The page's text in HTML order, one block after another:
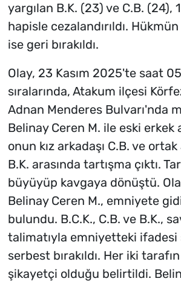
yargılan B.K. (23) ve C.B. (24),
hapisle cezalandırıldı. Hükmün
ise geri bırakıldı.
Olay, 23 Kasım 2025'te saat
sıralarında, Atakum ilçesi
Adnan Menderes Bulvarı'nda
Belinay Ceren M. ile eski erkek
onun kız arkadaşı C.B. ve
B.K. arasında tartışma çıktı.
büyüyüp kavgaya dönüştü.
Belinay Ceren M., emniyete
bulundu. B.C.K., C.B. ve B.K.,
talimatıyla emniyetteki ifadesi
serbest bırakıldı. Her iki
şikayetçi olduğu belirtildi.